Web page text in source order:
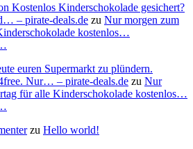
Kostenlos Kinderschokolade gesichert?
– pirate-deals.de zu Nur morgen zum
kostenlos…
euren Supermarkt zu plündern.
Nur… – pirate-deals.de zu Nur
für alle Kinderschokolade kostenlos…
zu Hello world!